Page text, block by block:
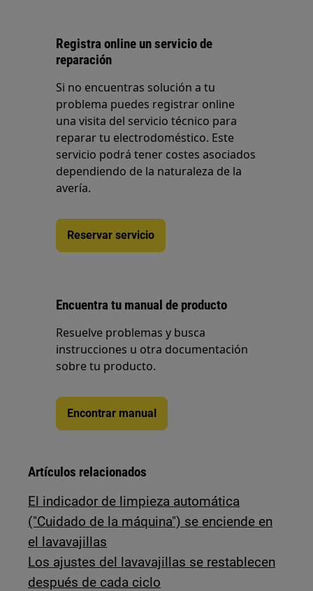
Registra online un servicio de
reparación
Si no encuentras solución a tu
problema puedes registrar online
una visita del servicio técnico para
reparar tu electrodoméstico. Este
servicio podrá tener costes asociados
dependiendo de la naturaleza de la
avería.
Reservar servicio
Encuentra tu manual de producto
Resuelve problemas y busca
instrucciones u otra documentación
sobre tu producto.
Encontrar manual
Artículos relacionados
El indicador de limpieza automática
("Cuidado de la máquina") se enciende en
el lavavajillas
Los ajustes del lavavajillas se restablecen
después de cada ciclo